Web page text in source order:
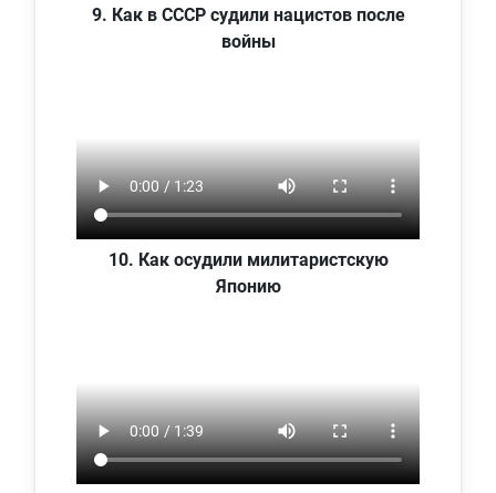
9. Как в СССР судили нацистов после
войны
10. Как осудили милитаристскую
Японию